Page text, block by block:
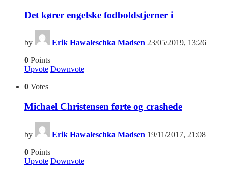
Det kører engelske fodboldstjerner i
by Erik Hawaleschka Madsen 23/05/2019, 13:26
0 Points
Upvote Downvote
0 Votes
Michael Christensen førte og crashede
by Erik Hawaleschka Madsen 19/11/2017, 21:08
0 Points
Upvote Downvote